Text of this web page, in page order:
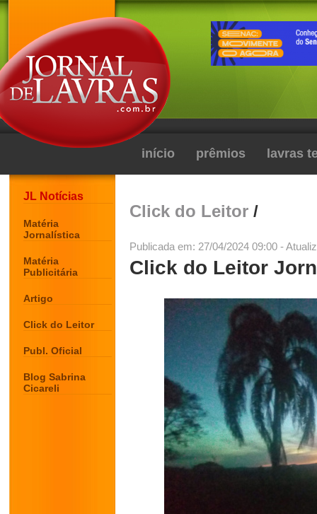
início prêmios lavras
JL Notícias
Matéria
Jornalística
Matéria
Publicitária
Artigo
Click do Leitor
Publ. Oficial
Blog Sabrina
Cicareli
Click do Leitor /
Publicada em: 27/04/2024 09:00 -
Click do Leitor